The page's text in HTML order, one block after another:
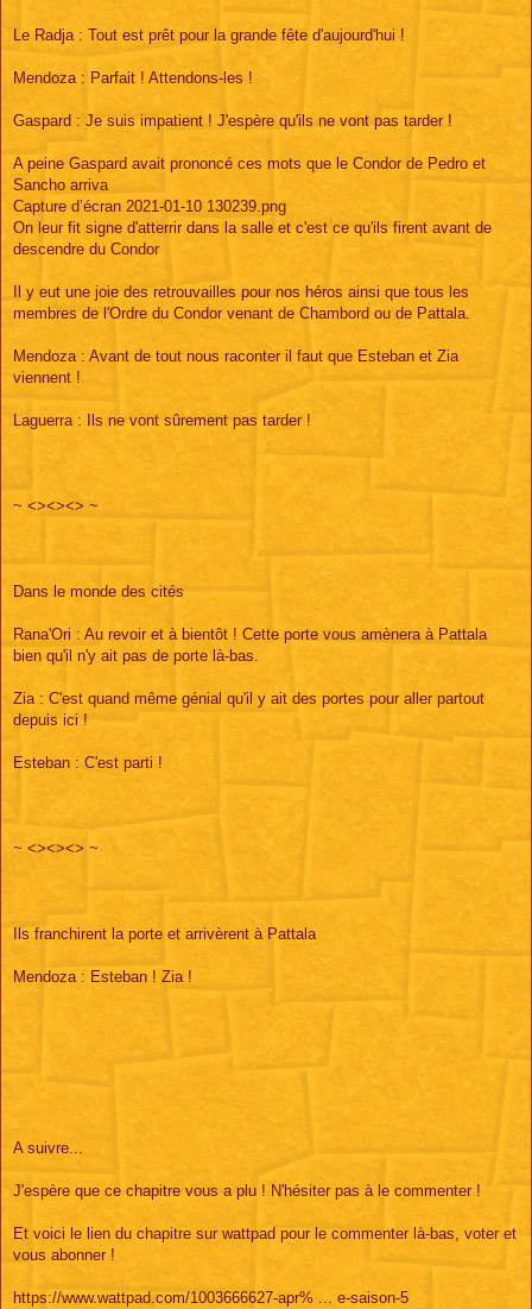
Le Radja : Tout est prêt pour la grande fête d'aujourd'hui !
Mendoza : Parfait ! Attendons-les !
Gaspard : Je suis impatient ! J'espère qu'ils ne vont pas tarder !
A peine Gaspard avait prononcé ces mots que le Condor de Pedro et
Sancho arriva
Capture d’écran 2021-01-10 130239.png
On leur fit signe d'atterrir dans la salle et c'est ce qu'ils firent avant de
descendre du Condor
Il y eut une joie des retrouvailles pour nos héros ainsi que tous les
membres de l'Ordre du Condor venant de Chambord ou de Pattala.
Mendoza : Avant de tout nous raconter il faut que Esteban et Zia
viennent !
Laguerra : Ils ne vont sûrement pas tarder !
~ <><><> ~
Dans le monde des cités
Rana'Ori : Au revoir et à bientôt ! Cette porte vous amènera à Pattala
bien qu'il n'y ait pas de porte là-bas.
Zia : C'est quand même génial qu'il y ait des portes pour aller partout
depuis ici !
Esteban : C'est parti !
~ <><><> ~
Ils franchirent la porte et arrivèrent à Pattala
Mendoza : Esteban ! Zia !
A suivre...
J'espère que ce chapitre vous a plu ! N'hésiter pas à le commenter !
Et voici le lien du chapitre sur wattpad pour le commenter là-bas, voter et
vous abonner !
https://www.wattpad.com/1003666627-apr% ... e-saison-5